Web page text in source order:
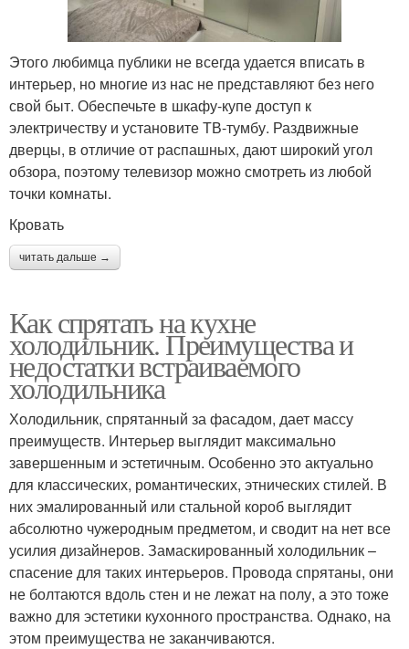
Этого любимца публики не всегда удается вписать в
интерьер, но многие из нас не представляют без него
свой быт. Обеспечьте в шкафу-купе доступ к
электричеству и установите ТВ-тумбу. Раздвижные
дверцы, в отличие от распашных, дают широкий угол
обзора, поэтому телевизор можно смотреть из любой
точки комнаты.
Кровать
читать дальше →
Как спрятать на кухне
холодильник. Преимущества и
недостатки встраиваемого
холодильника
Холодильник, спрятанный за фасадом, дает массу
преимуществ. Интерьер выглядит максимально
завершенным и эстетичным. Особенно это актуально
для классических, романтических, этнических стилей. В
них эмалированный или стальной короб выглядит
абсолютно чужеродным предметом, и сводит на нет все
усилия дизайнеров. Замаскированный холодильник –
спасение для таких интерьеров. Провода спрятаны, они
не болтаются вдоль стен и не лежат на полу, а это тоже
важно для эстетики кухонного пространства. Однако, на
этом преимущества не заканчиваются.